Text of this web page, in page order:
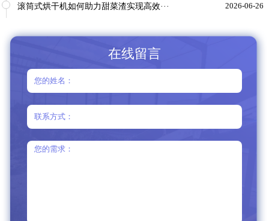
滚筒式烘干机如何助力甜菜渣实现高效··· 2026-06-26
在线留言